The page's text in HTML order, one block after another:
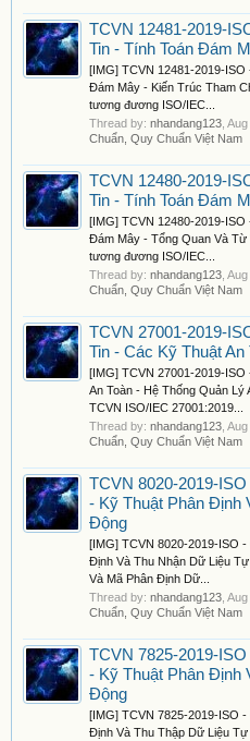
TCVN 12481-2019-
Tin - Tính Toán Đám
[IMG] TCVN 12481-2019-
Đám Mây - Kiến Trúc Tham
tương đương ISO/IEC...
Thread by: nhandang123 Aug
Chuẩn, Quy Chuẩn Việt Nam
TCVN 12480-2019-
Tin - Tính Toán Đám
[IMG] TCVN 12480-2019-
Đám Mây - Tổng Quan Và Từ
tương đương ISO/IEC...
Thread by: nhandang123 Aug
Chuẩn, Quy Chuẩn Việt Nam
TCVN 27001-2019-
Tin - Các Kỹ Thuật An
[IMG] TCVN 27001-2019-
An Toàn - Hệ Thống Quản Lý
TCVN ISO/IEC 27001:2019...
Thread by: nhandang123 Aug
Chuẩn, Quy Chuẩn Việt Nam
TCVN 8020-2019-
- Kỹ Thuật Phân Định
Động
[IMG] TCVN 8020-2019-ISO
Định Và Thu Nhận Dữ Liệu
Và Mã Phân Định Dữ...
Thread by: nhandang123 Aug
Chuẩn, Quy Chuẩn Việt Nam
TCVN 7825-2019-
- Kỹ Thuật Phân Định
Động
[IMG] TCVN 7825-2019-ISO
Định Và Thu Thập Dữ Liệu